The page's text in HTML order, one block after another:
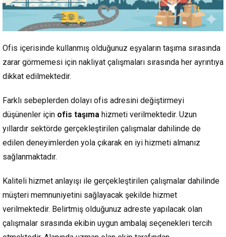
Ofis içerisinde kullanmış olduğunuz eşyaların taşıma sırasında
zarar görmemesi için nakliyat çalışmaları sırasında her ayrıntıya
dikkat edilmektedir.
Farklı sebeplerden dolayı ofis adresini değiştirmeyi
düşünenler için ofis taşıma hizmeti verilmektedir. Uzun
yıllardır sektörde gerçekleştirilen çalışmalar dahilinde de
edilen deneyimlerden yola çıkarak en iyi hizmeti almanız
sağlanmaktadır.
Kaliteli hizmet anlayışı ile gerçekleştirilen çalışmalar dahilinde
müşteri memnuniyetini sağlayacak şekilde hizmet
verilmektedir. Belirtmiş olduğunuz adreste yapılacak olan
çalışmalar sırasında ekibin uygun ambalaj seçenekleri tercih